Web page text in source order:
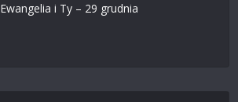
Ewangelia i Ty – 29 grudnia